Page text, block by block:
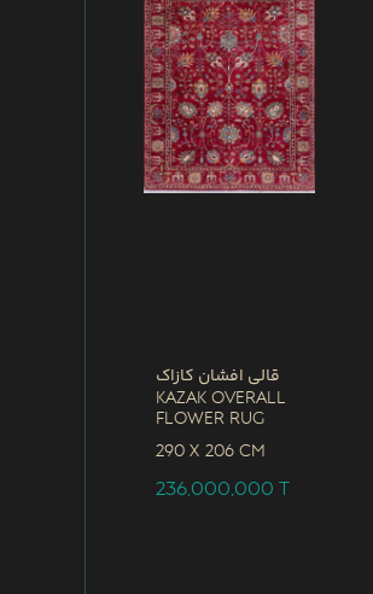
قالی افشان کازاک
Kazak Overall
Flower Rug
290 x 206 CM
236,000,000T